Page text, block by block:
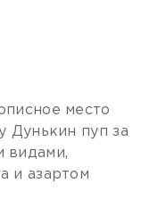
место
Дунькин пуп за
видами,
и азартом